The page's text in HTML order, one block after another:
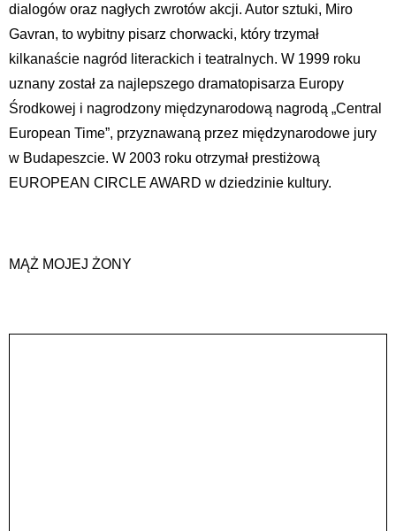
dialogów oraz nagłych zwrotów akcji. Autor sztuki, Miro
Gavran, to wybitny pisarz chorwacki, który trzymał
kilkanaście nagród literackich i teatralnych. W 1999 roku
uznany został za najlepszego dramatopisarza Europy
Środkowej i nagrodzony międzynarodową nagrodą „Central
European Time”, przyznawaną przez międzynarodowe jury
w Budapeszcie. W 2003 roku otrzymał prestiżową
EUROPEAN CIRCLE AWARD w dziedzinie kultury.
MĄŻ MOJEJ ŻONY